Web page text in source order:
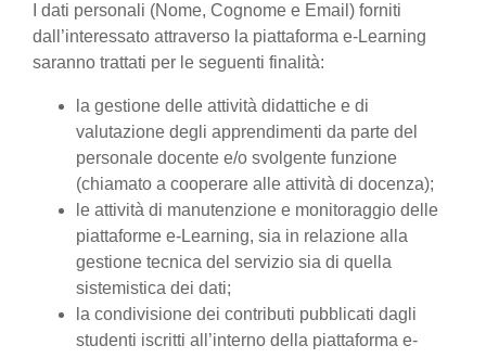
I dati personali (Nome, Cognome e Email) forniti
dall’interessato attraverso la piattaforma e-Learning
saranno trattati per le seguenti finalità:
la gestione delle attività didattiche e di
valutazione degli apprendimenti da parte del
personale docente e/o svolgente funzione
(chiamato a cooperare alle attività di docenza);
le attività di manutenzione e monitoraggio delle
piattaforme e-Learning, sia in relazione alla
gestione tecnica del servizio sia di quella
sistemistica dei dati;
la condivisione dei contributi pubblicati dagli
studenti iscritti all’interno della piattaforma e-